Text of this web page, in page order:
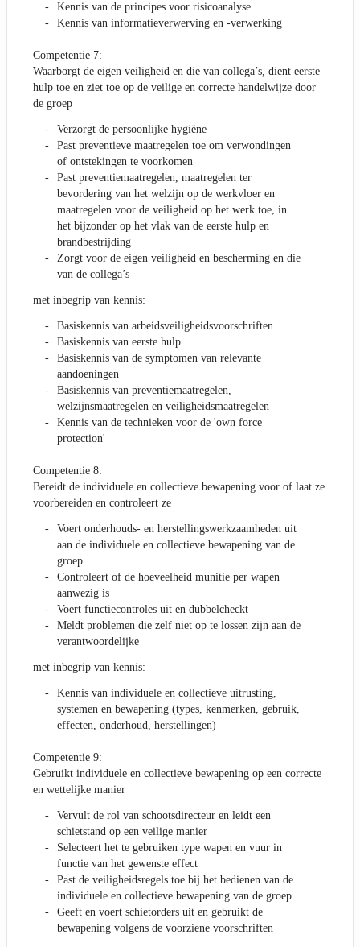
Kennis van de principes voor risicoanalyse
Kennis van informatieverwerving en -verwerking
Competentie 7:
Waarborgt de eigen veiligheid en die van collega’s, dient eerste
hulp toe en ziet toe op de veilige en correcte handelwijze door
de groep
Verzorgt de persoonlijke hygiëne
Past preventieve maatregelen toe om verwondingen
of ontstekingen te voorkomen
Past preventiemaatregelen, maatregelen ter
bevordering van het welzijn op de werkvloer en
maatregelen voor de veiligheid op het werk toe, in
het bijzonder op het vlak van de eerste hulp en
brandbestrijding
Zorgt voor de eigen veiligheid en bescherming en die
van de collega’s
met inbegrip van kennis:
Basiskennis van arbeidsveiligheidsvoorschriften
Basiskennis van eerste hulp
Basiskennis van de symptomen van relevante
aandoeningen
Basiskennis van preventiemaatregelen,
welzijnsmaatregelen en veiligheidsmaatregelen
Kennis van de technieken voor de 'own force
protection'
Competentie 8:
Bereidt de individuele en collectieve bewapening voor of laat ze
voorbereiden en controleert ze
Voert onderhouds- en herstellingswerkzaamheden uit
aan de individuele en collectieve bewapening van de
groep
Controleert of de hoeveelheid munitie per wapen
aanwezig is
Voert functiecontroles uit en dubbelcheckt
Meldt problemen die zelf niet op te lossen zijn aan de
verantwoordelijke
met inbegrip van kennis:
Kennis van individuele en collectieve uitrusting,
systemen en bewapening (types, kenmerken, gebruik,
effecten, onderhoud, herstellingen)
Competentie 9:
Gebruikt individuele en collectieve bewapening op een correcte
en wettelijke manier
Vervult de rol van schootsdirecteur en leidt een
schietstand op een veilige manier
Selecteert het te gebruiken type wapen en vuur in
functie van het gewenste effect
Past de veiligheidsregels toe bij het bedienen van de
individuele en collectieve bewapening van de groep
Geeft en voert schietorders uit en gebruikt de
bewapening volgens de voorziene voorschriften